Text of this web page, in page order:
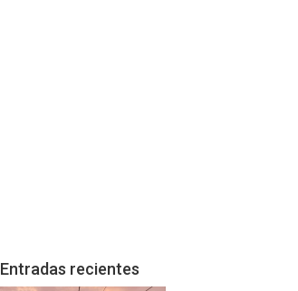
Entradas recientes